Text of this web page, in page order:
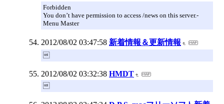
Forbidden
You don’t have permission to access /news on this server.-
Menu Master
2012/08/02 03:47:58 新着情報＆更新情報
2012/08/02 03:32:38 HMDT